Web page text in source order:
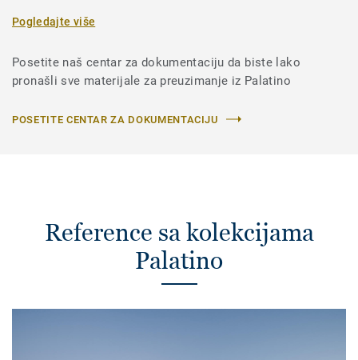
Pogledajte više
Posetite naš centar za dokumentaciju da biste lako
pronašli sve materijale za preuzimanje iz Palatino
POSETITE CENTAR ZA DOKUMENTACIJU
Reference sa kolekcijama
Palatino